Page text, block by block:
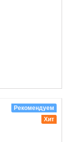
Рекомендуем
Хит